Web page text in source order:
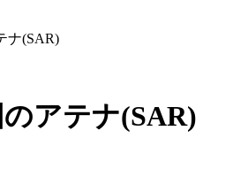
ナ(SAR)
アテナ(SAR)